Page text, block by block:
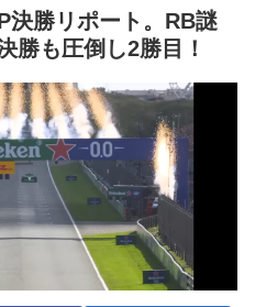
決勝リポート。RB謎
勝も圧倒し2勝目！